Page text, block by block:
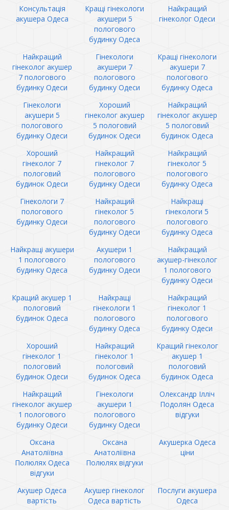
Консультація
акушера Одеса
Кращі гінекологи
акушери 5
пологового
будинку Одеса
Найкращий
гінеколог Одеси
Найкращий
гінеколог акушер
7 пологового
будинку Одеси
Гінекологи
акушери 7
пологового
будинку Одеси
Кращі гінекологи
акушери 7
пологового
будинку Одеса
Гінекологи
акушери 5
пологового
будинку Одеси
Хороший
гінеколог акушер
5 пологовий
будинок Одеси
Найкращий
гінеколог акушер
5 пологовий
будинок Одеса
Хороший
гінеколог 7
пологовий
будинок Одеси
Найкращий
гінеколог 7
пологового
будинку Одеси
Найкращий
гінеколог 5
пологового
будинку Одеса
Гінекологи 7
пологового
будинку Одеси
Найкращий
гінеколог 5
пологового
будинку Одеси
Найкращі
гінекологи 5
пологового
будинку Одеса
Найкращі акушери
1 пологового
будинку Одеса
Акушери 1
пологового
будинку Одеси
Найкращий
акушер-гінеколог
1 пологового
будинку Одеси
Кращий акушер 1
пологовий
будинок Одеса
Найкращі
гінекологи 1
пологового
будинку Одеса
Найкращий
гінеколог 1
пологового
будинку Одеси
Хороший
гінеколог 1
пологовий
будинок Одеси
Найкращий
гінеколог 1
пологовий
будинок Одеса
Кращий гінеколог
акушер 1
пологовий
будинок Одеса
Найкращий
гінеколог акушер
1 пологового
будинку Одеси
Гінекологи
акушери 1
пологового
будинку Одеси
Олександр Ілліч
Подолян Одеса
відгуки
Оксана
Анатоліївна
Полюлях Одеса
відгуки
Оксана
Анатоліївна
Полюлях відгуки
Акушерка Одеса
ціни
Акушер Одеса
вартість
Акушер гінеколог
Одеса вартість
Послуги акушера
Одеса